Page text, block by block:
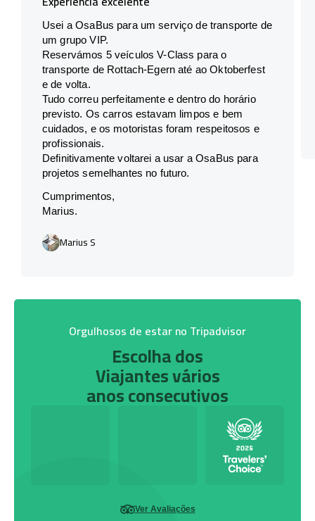
Usei a OsaBus para um serviço de transporte de
um grupo VIP.
Reservámos 5 veículos V-Class para o
transporte de Rottach-Egern até ao Oktoberfest
e de volta.
Tudo correu perfeitamente e dentro do horário
previsto. Os carros estavam limpos e bem
cuidados, e os motoristas foram respeitosos e
profissionais.
Definitivamente voltarei a usar a OsaBus para
projetos semelhantes no futuro.
Cumprimentos,
Marius.
Marius S
Orgulhosos de estar no Tripadvisor
Escolha dos
Viajantes vários
anos consecutivos
Ver Avaliações